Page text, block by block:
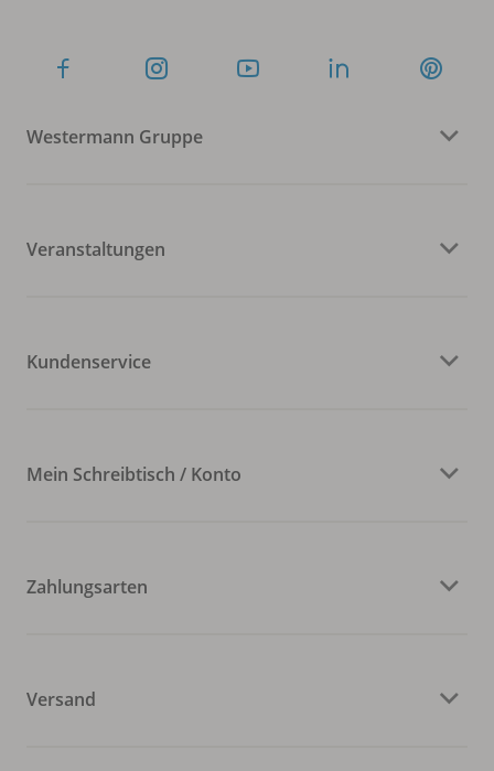
Westermann Gruppe
Veranstaltungen
Kundenservice
Mein Schreibtisch / Konto
Zahlungsarten
Versand